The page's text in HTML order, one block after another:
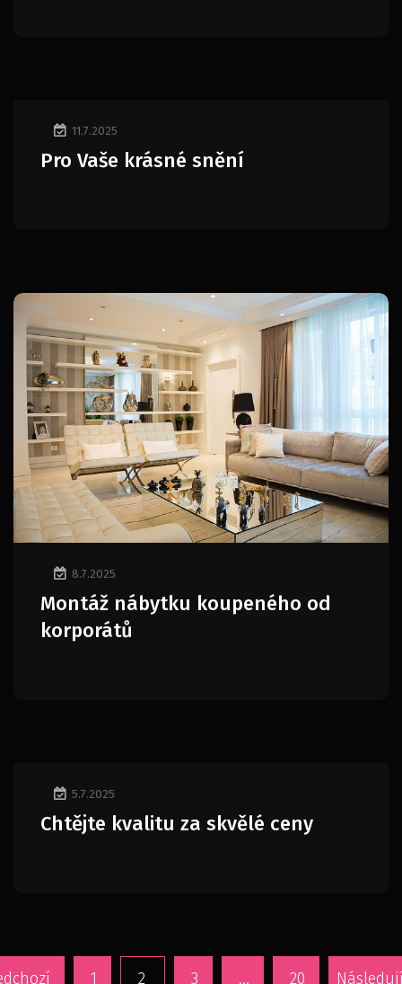
11.7.2025
Pro Vaše krásné snění
8.7.2025
Montáž nábytku koupeného od
korporátů
5.7.2025
Chtějte kvalitu za skvělé ceny
1 2 3 … 20